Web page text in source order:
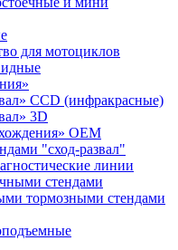
для мотоциклов
CCD (инфракрасные)
3D
ОЕМ
"сход-развал"
линии
стендами
тормозными стендами